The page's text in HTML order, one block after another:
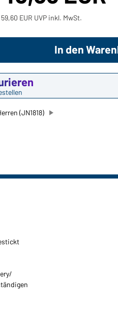
59,60 EUR UVP inkl. MwSt.
In den
(JN1818)